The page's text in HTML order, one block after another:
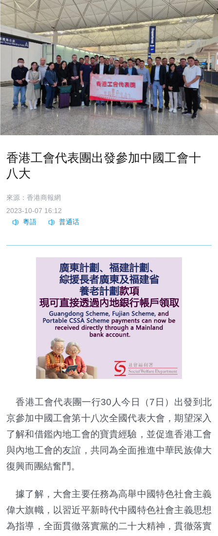
香港工會代表團出發參加中國工會十
八大
來源：香港商報網
2023-10-07 16:12
香港工會代表團一行30人今日（7日）出發到北
京參加中國工會第十八次全國代表大會，期望深入
了解和借鑑內地工會的寶貴經驗，並促進香港工會
與內地工會的友誼，共同為全面推進中華民族偉大
復興而團結奮鬥。
據了解，大會主要任務為高舉中國特色社會主義
偉大旗幟，以習近平新時代中國特色社會主義思想
為指導，全面貫徹落實黨的二十大精神，貫徹落實